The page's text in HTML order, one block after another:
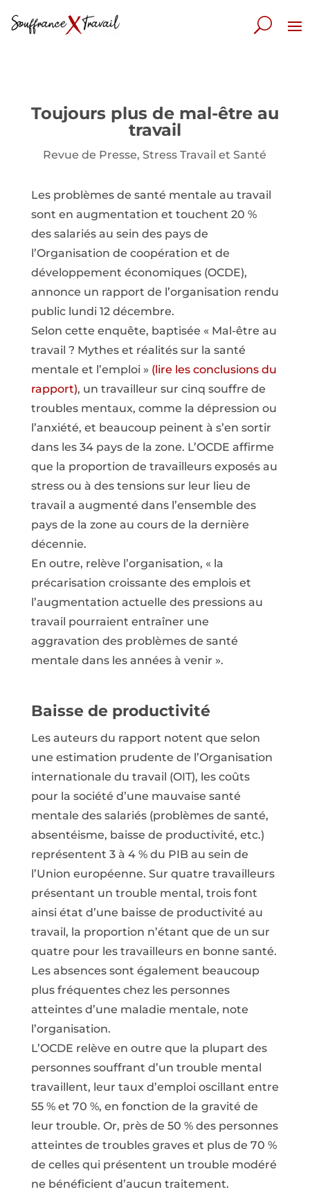
Toujours plus de mal-être au
travail
Revue de Presse,Stress Travail et Santé
Les problèmes de santé mentale au travail
sont en augmentation et touchent 20 %
des salariés au sein des pays de
l’Organisation de coopération et de
développement économiques (OCDE),
annonce un rapport de l’organisation rendu
public lundi 12 décembre.
Selon cette enquête, baptisée « Mal-être au
travail ? Mythes et réalités sur la santé
mentale et l’emploi » (lire les conclusions du
rapport), un travailleur sur cinq souffre de
troubles mentaux, comme la dépression ou
l’anxiété, et beaucoup peinent à s’en sortir
dans les 34 pays de la zone. L’OCDE affirme
que la proportion de travailleurs exposés au
stress ou à des tensions sur leur lieu de
travail a augmenté dans l’ensemble des
pays de la zone au cours de la dernière
décennie.
En outre, relève l’organisation, « la
précarisation croissante des emplois et
l’augmentation actuelle des pressions au
travail pourraient entraîner une
aggravation des problèmes de santé
mentale dans les années à venir ».
Baisse de productivité
Les auteurs du rapport notent que selon
une estimation prudente de l’Organisation
internationale du travail (OIT), les coûts
pour la société d’une mauvaise santé
mentale des salariés (problèmes de santé,
absentéisme, baisse de productivité, etc.)
représentent 3 à 4 % du PIB au sein de
l’Union européenne. Sur quatre travailleurs
présentant un trouble mental, trois font
ainsi état d’une baisse de productivité au
travail, la proportion n’étant que de un sur
quatre pour les travailleurs en bonne santé.
Les absences sont également beaucoup
plus fréquentes chez les personnes
atteintes d’une maladie mentale, note
l’organisation.
L’OCDE relève en outre que la plupart des
personnes souffrant d’un trouble mental
travaillent, leur taux d’emploi oscillant entre
55 % et 70 %, en fonction de la gravité de
leur trouble. Or, près de 50 % des personnes
atteintes de troubles graves et plus de 70 %
de celles qui présentent un trouble modéré
ne bénéficient d’aucun traitement.